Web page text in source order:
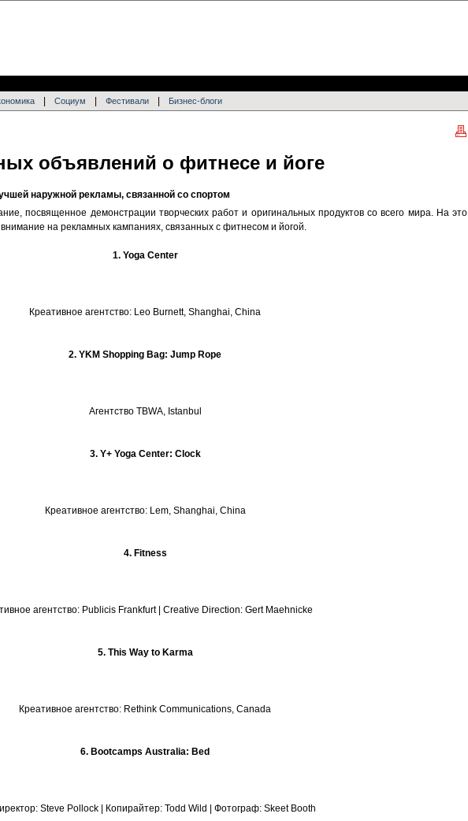
Социум Фестивали Бизнес-блоги
объявлений о фитнесе и йоге
наружной рекламы, связанной со спортом
посвященное демонстрации творческих работ и оригинальных продуктов со всего мира. На это
на рекламных кампаниях, связанных с фитнесом и йогой.
1. Yoga Center
Креативное агентство: Leo Burnett, Shanghai, China
2. YKM Shopping Bag: Jump Rope
Агентство TBWA, Istanbul
3. Y+ Yoga Center: Clock
Креативное агентство: Lem, Shanghai, China
4. Fitness
агентство: Publicis Frankfurt | Creative Direction: Gert Maehnicke
5. This Way to Karma
Креативное агентство: Rethink Communications, Canada
6. Bootcamps Australia: Bed
Steve Pollock | Копирайтер: Todd Wild | Фотограф: Skeet Booth